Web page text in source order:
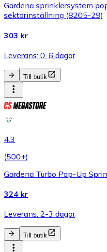
Gardena sprinklersystem
sektorinställning (8205-29)
303 kr
Leverans: 0-6 dagar
Till butik
4.3
(500+)
Gardena Turbo Pop-Up
324 kr
Leverans: 2-3 dagar
Till butik